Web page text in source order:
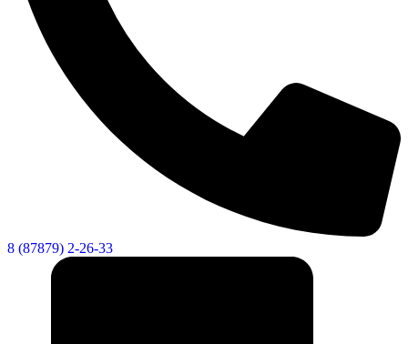
Городская Среда
8 (87879) 2-26-33